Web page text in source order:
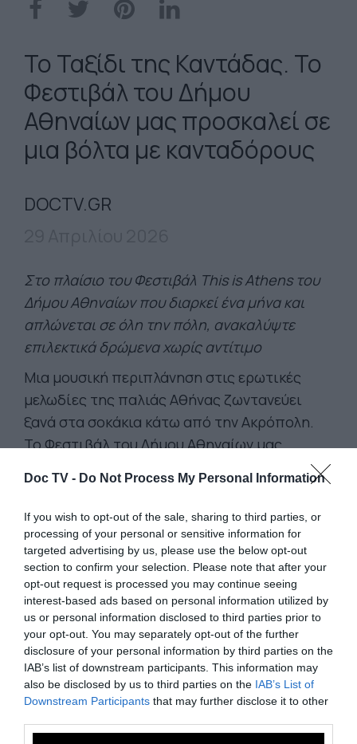
Doc TV - Do Not Process My Personal Information
If you wish to opt-out of the sale, sharing to third parties, or
processing of your personal or sensitive information for
targeted advertising by us, please use the below opt-out
section to confirm your selection. Please note that after your
opt-out request is processed you may continue seeing
interest-based ads based on personal information utilized by
us or personal information disclosed to third parties prior to
your opt-out. You may separately opt-out of the further
disclosure of your personal information by third parties on the
IAB’s list of downstream participants. This information may
also be disclosed by us to third parties on the IAB’s List of
Downstream Participants that may further disclose it to other
Το Ταξίδι της Καντάδας. Το
Φεστιβάλ του Δήμου
Αθηναίων μας προσκαλεί σε
μια βόλτα με κανταδόρους
DOCTV.GR
Στο πλαίσιο του Φεστιβάλ This is Athens του
Δήμου Αθηναίων που διαρκεί ένα μήνα και
απλώνεται σε όλη την πόλη, ανακαλύψτε
επιλεκτικά δρώμενα χωρίς αντίτιμο
Μια μουσική περιπλάνηση στις ερωτικές
μελωδίες της παλιάς Αθήνας ζωντανεύει
ξανά στα σοκάκια κάτω από την Ακρόπολη.
Το Φεστιβάλ του Δήμου Αθηναίων μας
προσκαλεί σε μια βόλτα με κανταδόρους, που
αναβιώνουν την ατμόσφαιρα μιας άλλης
εποχής και φέρνουν στο σήμερα τους ήχους
που κάποτε πλημμύριζαν τις ιστορικές
γειτονιές της πόλης.
Η εμπειρία θυμίζει μια παλιά αθηναϊκή
βραδιά, όπου το τραγούδι αποτελούσε
τρόπο έκφρασης, εξομολόγησης και κοινής
συγκίνησης. Καθώς η διαδρομή εξελίσσεται
στα λιθόστρωτα της Πλάκας και σε σημεία
που κρατούν ακόμη το αποτύπωμα της
παλιάς πόλης, η μουσική γίνεται αφορμή για